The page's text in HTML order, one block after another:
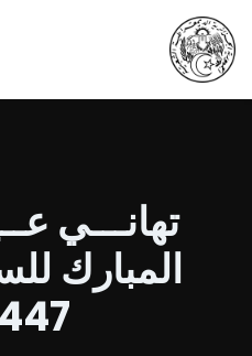
تهانـــي
المبارك